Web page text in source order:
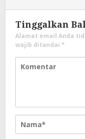
Tinggalkan
Alamat email Anda
wajib ditandai *